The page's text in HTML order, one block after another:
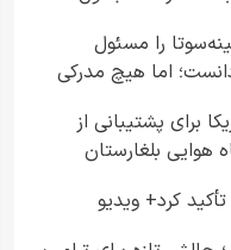
را مسئول
اما هیچ مدرکی
برای پشتیبانی از
هوایی بلغارستان
کرد+ ویدیو